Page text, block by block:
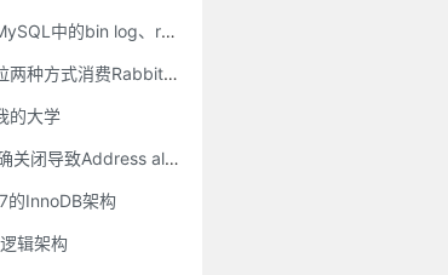
的bin log、redo log、undo log
种方式消费RabbitMQ消息
的大学
导致Address already in use: bind
的InnoDB架构
辑架构